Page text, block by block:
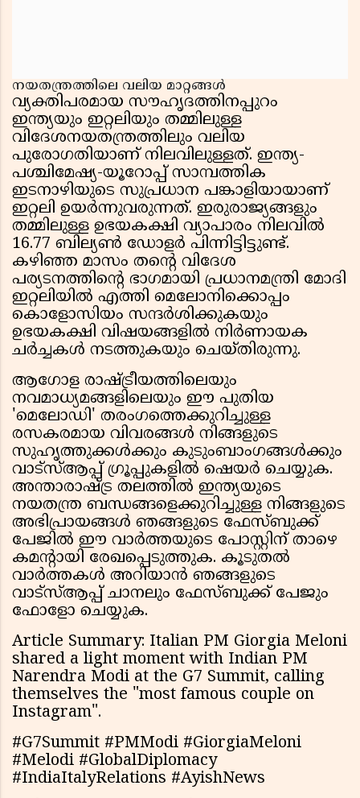
നയതന്ത്രത്തിലെ വലിയ മാറ്റങ്ങൾ
വ്യക്തിപരമായ സൗഹൃദത്തിനപ്പുറം
ഇന്ത്യയും ഇറ്റലിയും തമ്മിലുള്ള
വിദേശനയതന്ത്രത്തിലും വലിയ
പുരോഗതിയാണ് നിലവിലുള്ളത്. ഇന്ത്യ-
പശ്ചിമേഷ്യ-യൂറോപ്പ് സാമ്പത്തിക
ഇടനാഴിയുടെ സുപ്രധാന പങ്കാളിയായാണ്
ഇറ്റലി ഉയർന്നുവരുന്നത്. ഇരുരാജ്യങ്ങളും
തമ്മിലുള്ള ഉഭയകക്ഷി വ്യാപാരം നിലവിൽ
16.77 ബില്യൺ ഡോളർ പിന്നിട്ടിട്ടുണ്ട്.
കഴിഞ്ഞ മാസം തൻ്റെ വിദേശ
പര്യടനത്തിൻ്റെ ഭാഗമായി പ്രധാനമന്ത്രി മോദി
ഇറ്റലിയിൽ എത്തി മെലോനിക്കൊപ്പം
കൊളോസിയം സന്ദർശിക്കുകയും
ഉഭയകക്ഷി വിഷയങ്ങളിൽ നിർണായക
ചർച്ചകൾ നടത്തുകയും ചെയ്തിരുന്നു.
ആഗോള രാഷ്ട്രീയത്തിലെയും
നവമാധ്യമങ്ങളിലെയും ഈ പുതിയ
'മെലോഡി' തരംഗത്തെക്കുറിച്ചുള്ള
രസകരമായ വിവരങ്ങൾ നിങ്ങളുടെ
സുഹൃത്തുക്കൾക്കും കുടുംബാംഗങ്ങൾക്കും
വാട്സ്ആപ്പ് ഗ്രൂപ്പുകളിൽ ഷെയർ ചെയ്യുക.
അന്താരാഷ്ട്ര തലത്തിൽ ഇന്ത്യയുടെ
നയതന്ത്ര ബന്ധങ്ങളെക്കുറിച്ചുള്ള നിങ്ങളുടെ
അഭിപ്രായങ്ങൾ ഞങ്ങളുടെ ഫേസ്ബുക്ക്
പേജിൽ ഈ വാർത്തയുടെ പോസ്റ്റിന് താഴെ
കമൻ്റായി രേഖപ്പെടുത്തുക. കൂടുതൽ
വാർത്തകൾ അറിയാൻ ഞങ്ങളുടെ
വാട്സ്ആപ്പ് ചാനലും ഫേസ്ബുക്ക് പേജും
ഫോളോ ചെയ്യുക.
Article Summary: Italian PM Giorgia Meloni
shared a light moment with Indian PM
Narendra Modi at the G7 Summit, calling
themselves the "most famous couple on
Instagram".
#G7Summit #PMModi #GiorgiaMeloni
#Melodi #GlobalDiplomacy
#IndiaItalyRelations #AyishNews